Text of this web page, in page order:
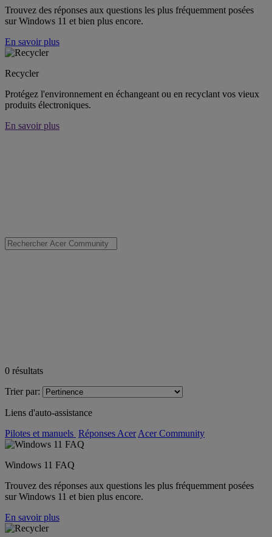
Trouvez des réponses aux questions les plus fréquemment posées
sur Windows 11 et bien plus encore.
En savoir plus
Recycler
Protégez l'environnement en échangeant ou en recyclant vos vieux
produits électroniques.
En savoir plus
0 résultats
Trier par:
Liens d'auto-assistance
Pilotes et manuels Réponses Acer Acer Community
Windows 11 FAQ
Trouvez des réponses aux questions les plus fréquemment posées
sur Windows 11 et bien plus encore.
En savoir plus